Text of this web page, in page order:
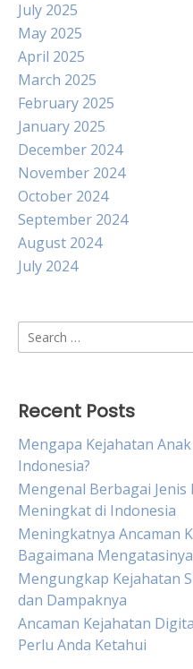
July 2025
May 2025
April 2025
March 2025
February 2025
January 2025
December 2024
November 2024
October 2024
September 2024
August 2024
July 2024
Search
for:
Recent Posts
Mengapa Kejahatan
Indonesia?
Mengenal Berbagai
Meningkat di Indonesia
Meningkatnya Ancaman
Bagaimana
Mengungkap Kejahatan
dan Dampaknya
Ancaman Kejahatan
Perlu Anda Ketahui